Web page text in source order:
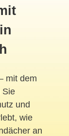
mit dem
Sie
und
wie
an